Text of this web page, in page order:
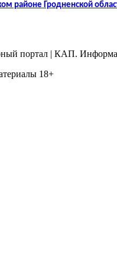
районе Гродненской
портал | КАП.
18+